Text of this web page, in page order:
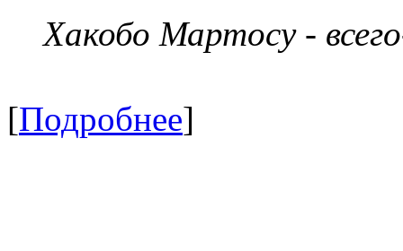
Хакобо Мартосу -
[Подробнее]